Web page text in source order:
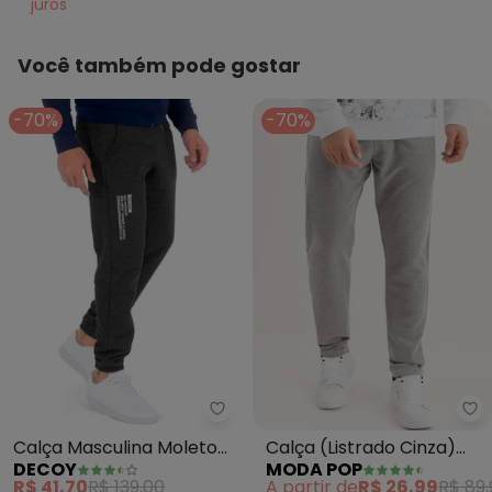
juros
Você também pode gostar
-70%
Decoy - Calça Masculina
Calça Masculina Moletom
Jeans (Cinza)
DECOY
-70%
Calça (Listrado Cinza)
com Bolsos
MODA POP